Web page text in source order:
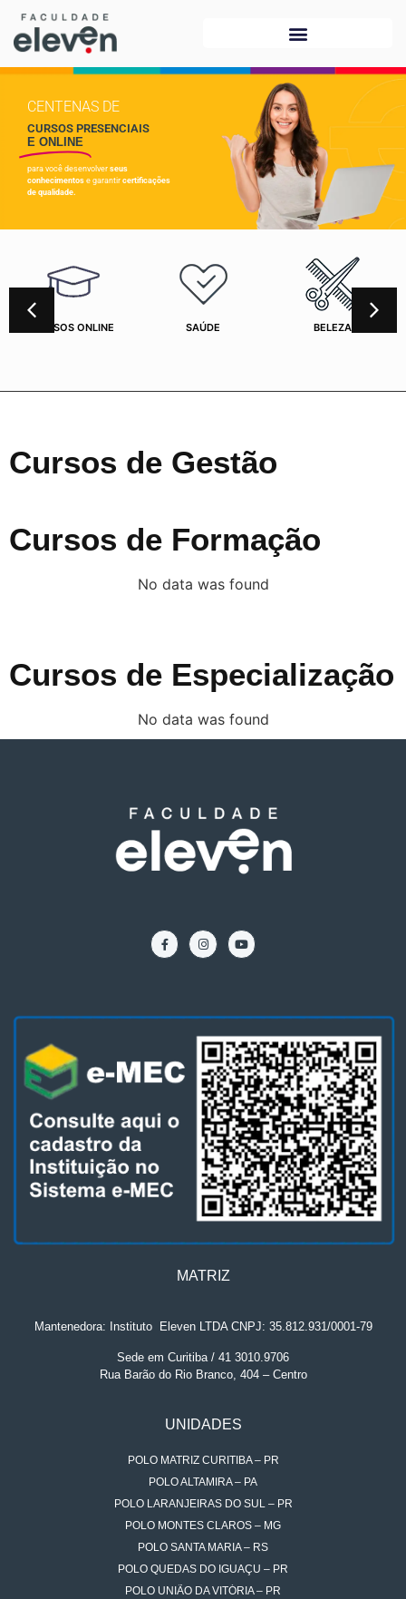
CENTENAS DE
CURSOS PRESENCIAIS
E ONLINE
para você desenvolver seus
conhecimentos e garantir certificações
de qualidade.
CURSOS ONLINE SAÚDE BELEZA
Cursos de Gestão
Cursos de Formação
No data was found
Cursos de Especialização
No data was found
MATRIZ
Mantenedora: Instituto. Eleven LTDA CNPJ: 35.812.931/0001-79
Sede em Curitiba / 41 3010.9706
Rua Barão do Rio Branco, 404 – Centro
UNIDADES
POLO MATRIZ CURITIBA – PR
POLO ALTAMIRA – PA
POLO LARANJEIRAS DO SUL – PR
POLO MONTES CLAROS – MG
POLO SANTA MARIA – RS
POLO QUEDAS DO IGUAÇU – PR
POLO UNIÃO DA VITÓRIA – PR